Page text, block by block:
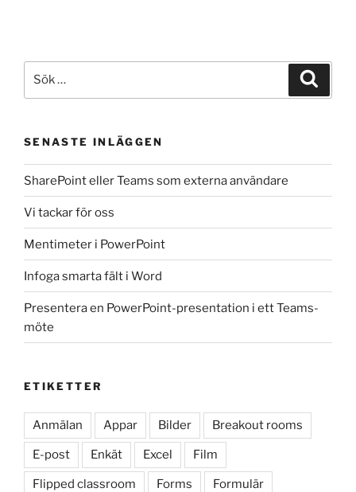
efter:
SENASTE INLÄGGEN
SharePoint eller Teams som externa användare
Vi tackar för oss
Mentimeter i PowerPoint
Infoga smarta fält i Word
Presentera en PowerPoint-presentation i ett Teams-
möte
ETIKETTER
Anmälan Appar Bilder Breakout rooms
E-post Enkät Excel Film
Flipped classroom Forms Formulär